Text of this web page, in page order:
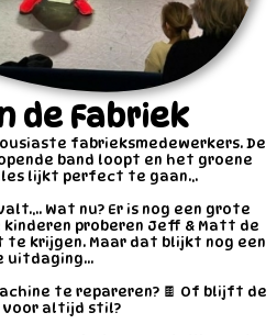
de Fabriek
fabrieksmedewerkers. De
band loopt en het groene
lijkt perfect te gaan...
Wat nu? Er is nog een grote
proberen Jeff & Matt de
te krijgen. Maar dat blijkt nog een
uitdaging…
te repareren? 🍫 Of blijft de
altijd stil?